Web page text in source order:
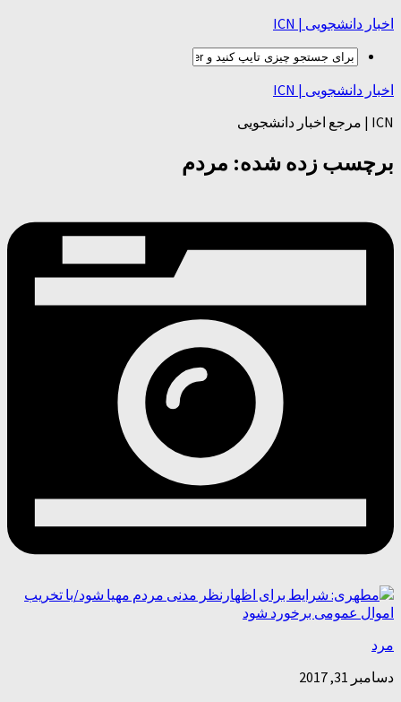
اخبار دانشجویی | ICN
اخبار دانشجویی | ICN
ICN | مرجع اخبار دانشجویی
برچسب زده شده: مردم
مرد
دسامبر 31, 2017